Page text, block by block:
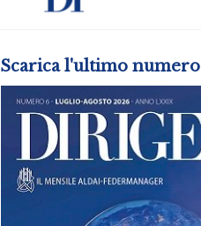
Scarica l'ultimo numero